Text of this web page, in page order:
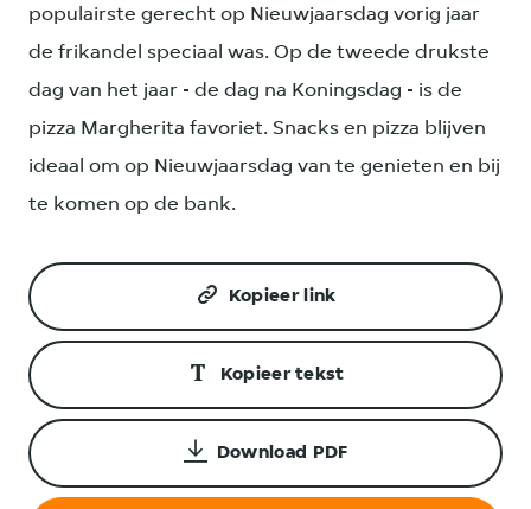
populairste gerecht op Nieuwjaarsdag vorig jaar
de frikandel speciaal was. Op de tweede drukste
dag van het jaar - de dag na Koningsdag - is de
pizza Margherita favoriet. Snacks en pizza blijven
ideaal om op Nieuwjaarsdag van te genieten en bij
te komen op de bank.
Kopieer link
Kopieer tekst
Download PDF